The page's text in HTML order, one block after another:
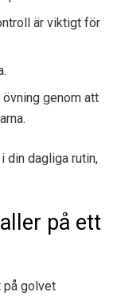
är viktigt för
genom att
din dagliga rutin,
på ett
på golvet